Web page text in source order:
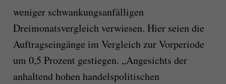
weniger schwankungsanfälligen
Dreimonatsvergleich verwiesen. Hier seien die
Auftragseingänge im Vergleich zur Vorperiode
um 0,5 Prozent gestiegen. „Angesichts der
anhaltend hohen handelspolitischen